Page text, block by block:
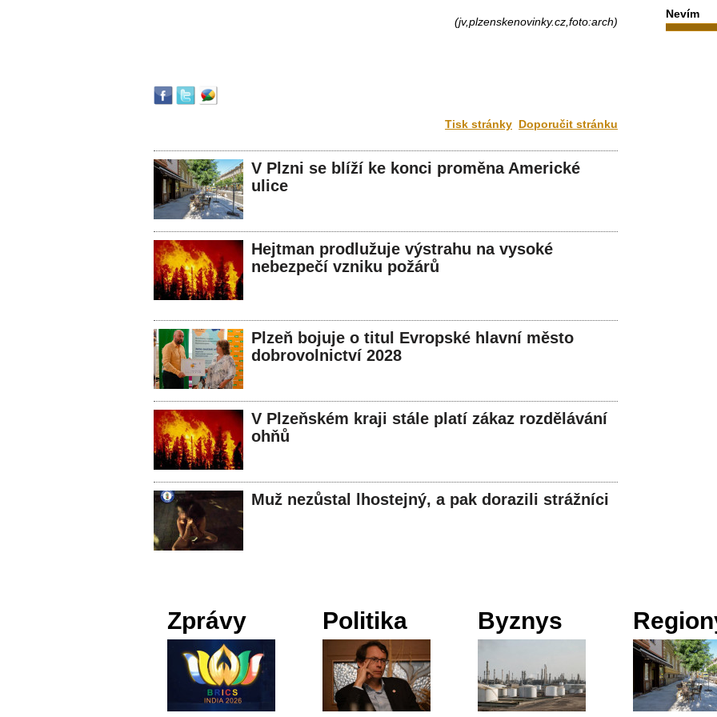
(jv,plzenskenovinky.cz,foto:arch)
Tisk stránky Doporučit stránku
V Plzni se blíží ke konci proměna Americké
ulice
Hejtman prodlužuje výstrahu na vysoké
nebezpečí vzniku požárů
Plzeň bojuje o titul Evropské hlavní město
dobrovolnictví 2028
V Plzeňském kraji stále platí zákaz rozdělávání
ohňů
Muž nezůstal lhostejný, a pak dorazili strážníci
Nevím
Zprávy Politika Byznys